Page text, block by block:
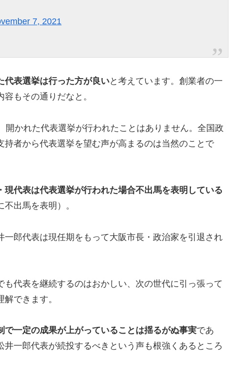
7, 2021
代表選挙は行った方が良いと考えています。創業者の一
もその通りだなと。
開かれた代表選挙が行われたことはありません。全国政
持者から代表選挙を望む声が高まるのは当然のことで
現代表は代表選挙が行われた場合不出馬を表明している
出馬を表明）。
一郎代表は現任期をもって大阪市長・政治家を引退され
代表を継続するのはおかしい、次の世代に引っ張って
できます。
で一定の成果が上がっていることは揺るがぬ事実であ
井一郎代表が続投するべきという声も根強くあるところ